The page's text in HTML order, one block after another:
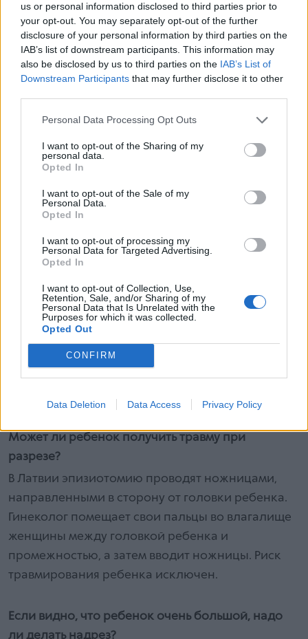
us or personal information disclosed to third parties prior to
your opt-out. You may separately opt-out of the further
disclosure of your personal information by third parties on the
IAB’s list of downstream participants. This information may
also be disclosed by us to third parties on the IAB’s List of
Downstream Participants that may further disclose it to other
Personal Data Processing Opt Outs
I want to opt-out of the Sharing of my
personal data.
Opted In
I want to opt-out of the Sale of my
Personal Data.
Opted In
I want to opt-out of processing my
Personal Data for Targeted Advertising.
Opted In
I want to opt-out of Collection, Use,
Retention, Sale, and/or Sharing of my
Personal Data that Is Unrelated with the
Purposes for which it was collected.
Opted Out
CONFIRM
Data Deletion Data Access Privacy Policy
оболочки прямой кишки.
Данные показывают, что в 70 % случаев у
женщины во время родов происходит
разрез. Разрывы реже встречаются у
повторнородящих, но они могут
отсутствовать и у первородящих!
Еще 5 вопросов и ответов
Если разрыв произошел однажды, произойдет
Определенно нет! Конечно, на месте разрыва
или разреза образуется рубцовая ткань, которая
не является эластичной, поэтому существует
риск, что во время следующих родов этот
участок снова порвется. Но это не означает, что
это действительно произойдет.
Может ли ребенок получить травму при
разрезе?
В Латвии эпизиотомию проводят ножницами,
направленными в сторону от головки ребенка.
Гинеколог помещает свои пальцы во влагалище
женщины между головкой ребенка и
промежностью, а затем вводит ножницы. Риск
травмирования ребенка исключен.
Если видно, что ребенок очень большой, надо
ли делать надрез?